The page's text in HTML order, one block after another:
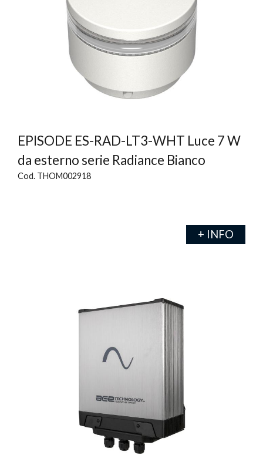
EPISODE ES-RAD-LT3-WHT Luce 7 W
da esterno serie Radiance Bianco
Cod. THOM002918
+ INFO